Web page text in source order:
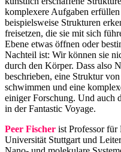
komplexere Aufgaben
beispielsweise Strukturen
freisetzen, die sie mit sich
Ebene etwas öffnen oder
Nachteil ist: Wir können sie
durch den Körper. Dass also
beschrieben, eine Struktur
schwimmen und eine
einiger Forschung. Und auch
in der Fantastic Voyage.
Peer Fischer ist Professor für
Universität Stuttgart und